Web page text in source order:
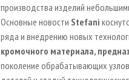
производства изделий
Основные новости Stefani
ряда и внедрению новых
кромочного материала,
поколение обрабатывающих